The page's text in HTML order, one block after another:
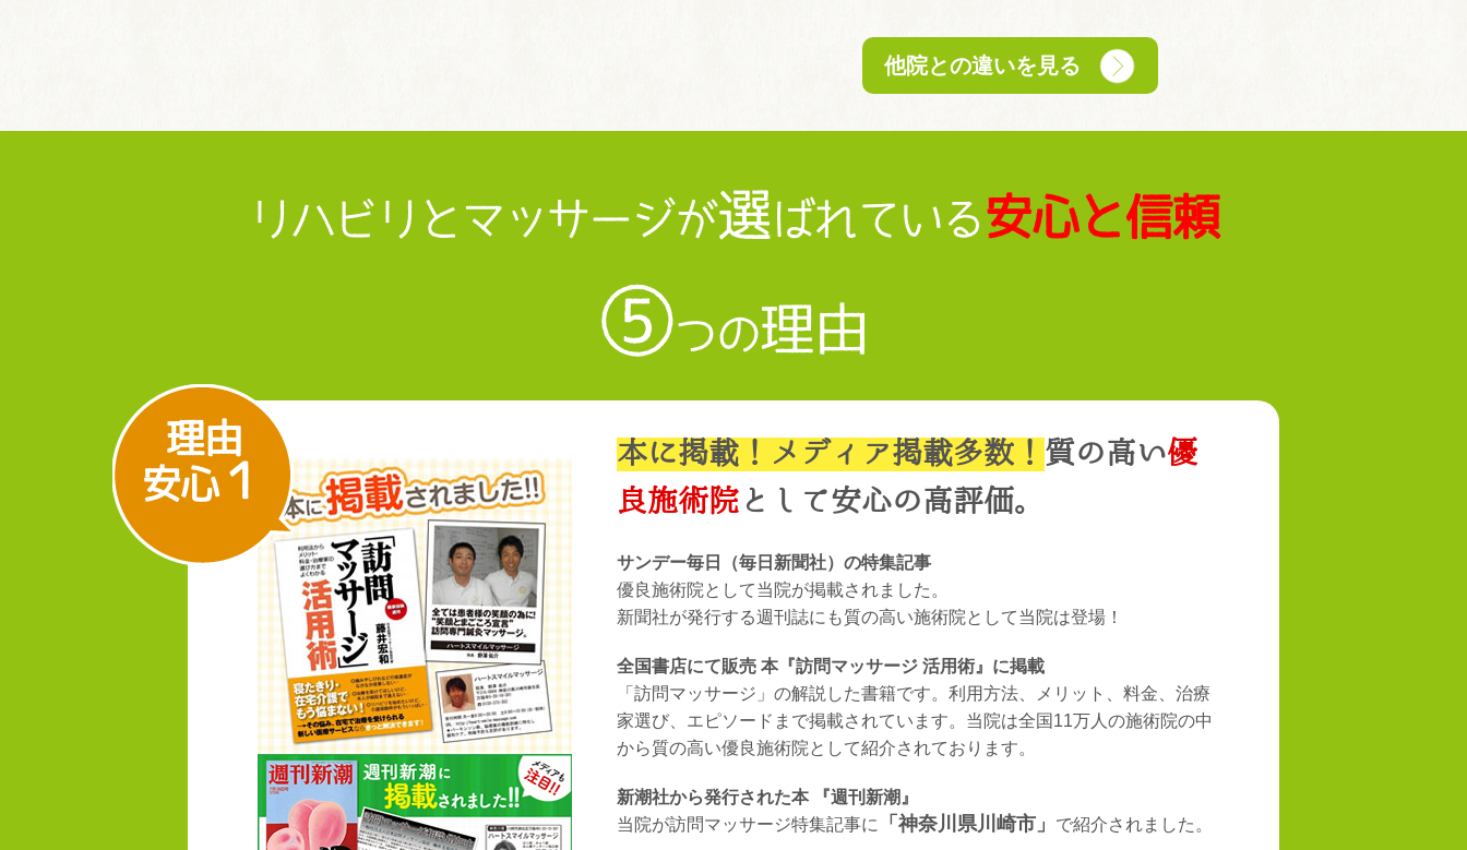
他院との違いを見る
リハビリとマッサージが選ばれている安心と信頼
⑤つの理由
理由
安心１
本に掲載！メディア掲載多数！ 質の高い優
良施術院 として安心の高評価。
サンデー毎日（毎日新聞社）の特集記事
優良施術院として当院が掲載されました。
新聞社が発行する週刊誌にも質の高い施術院として当院は登場！
全国書店にて販売 本『訪問マッサージ 活用術』に掲載
「訪問マッサージ」の解説した書籍です。利用方法、メリット、料金、治療
家選び、エピソードまで掲載されています。当院は全国11万人の施術院の中
から質の高い優良施術院として紹介されております。
新潮社から発行された本 『週刊新潮』
当院が訪問マッサージ特集記事に
「神奈川県川崎市」 で紹介されました。